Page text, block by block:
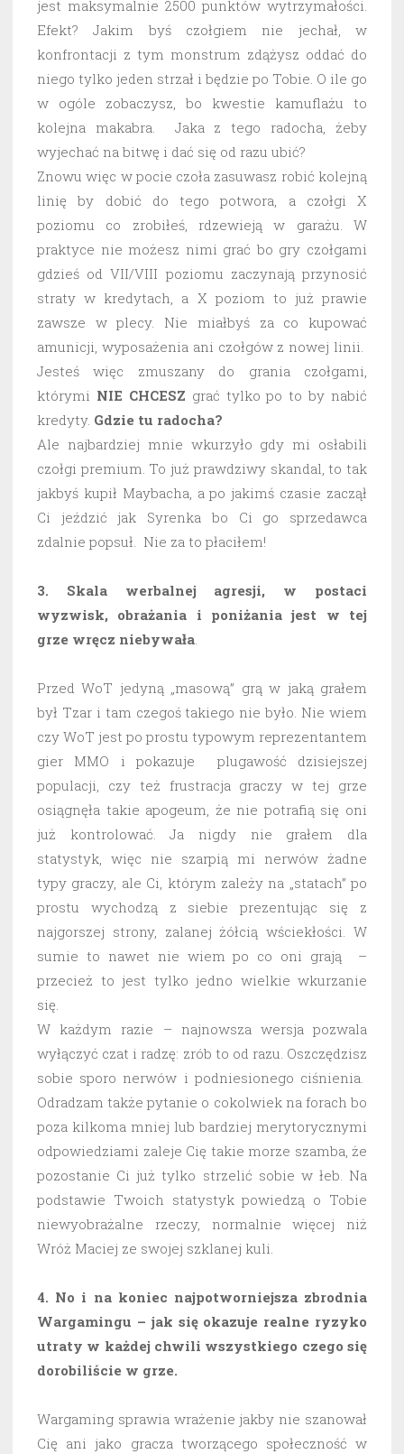
jest maksymalnie 2500 punktów wytrzymałości.
Efekt? Jakim byś czołgiem nie jechał, w
konfrontacji z tym monstrum zdążysz oddać do
niego tylko jeden strzał i będzie po Tobie. O ile go
w ogóle zobaczysz, bo kwestie kamuflażu to
kolejna makabra. Jaka z tego radocha, żeby
wyjechać na bitwę i dać się od razu ubić?
Znowu więc w pocie czoła zasuwasz robić kolejną
linię by dobić do tego potwora, a czołgi X
poziomu co zrobiłeś, rdzewieją w garażu. W
praktyce nie możesz nimi grać bo gry czołgami
gdzieś od VII/VIII poziomu zaczynają przynosić
straty w kredytach, a X poziom to już prawie
zawsze w plecy. Nie miałbyś za co kupować
amunicji, wyposażenia ani czołgów z nowej linii.
Jesteś więc zmuszany do grania czołgami,
którymi NIE CHCESZ grać tylko po to by nabić
kredyty. Gdzie tu radocha?
Ale najbardziej mnie wkurzyło gdy mi osłabili
czołgi premium. To już prawdziwy skandal, to tak
jakbyś kupił Maybacha, a po jakimś czasie zaczął
Ci jeździć jak Syrenka bo Ci go sprzedawca
zdalnie popsuł. Nie za to płaciłem!
3. Skala werbalnej agresji, w postaci
wyzwisk, obrażania i poniżania jest w tej
grze wręcz niebywała.
Przed WoT jedyną „masową” grą w jaką grałem
był Tzar i tam czegoś takiego nie było. Nie wiem
czy WoT jest po prostu typowym reprezentantem
gier MMO i pokazuje plugawość dzisiejszej
populacji, czy też frustracja graczy w tej grze
osiągnęła takie apogeum, że nie potrafią się oni
już kontrolować. Ja nigdy nie grałem dla
statystyk, więc nie szarpią mi nerwów żadne
typy graczy, ale Ci, którym zależy na „statach” po
prostu wychodzą z siebie prezentując się z
najgorszej strony, zalanej żółcią wściekłości. W
sumie to nawet nie wiem po co oni grają –
przecież to jest tylko jedno wielkie wkurzanie
się.
W każdym razie – najnowsza wersja pozwala
wyłączyć czat i radzę: zrób to od razu. Oszczędzisz
sobie sporo nerwów i podniesionego ciśnienia.
Odradzam także pytanie o cokolwiek na forach bo
poza kilkoma mniej lub bardziej merytorycznymi
odpowiedziami zaleje Cię takie morze szamba, że
pozostanie Ci już tylko strzelić sobie w łeb. Na
podstawie Twoich statystyk powiedzą o Tobie
niewyobrażalne rzeczy, normalnie więcej niż
Wróż Maciej ze swojej szklanej kuli.
4. No i na koniec najpotworniejsza zbrodnia
Wargamingu – jak się okazuje realne ryzyko
utraty w każdej chwili wszystkiego czego się
dorobiliście w grze.
Wargaming sprawia wrażenie jakby nie szanował
Cię ani jako gracza tworzącego społeczność w